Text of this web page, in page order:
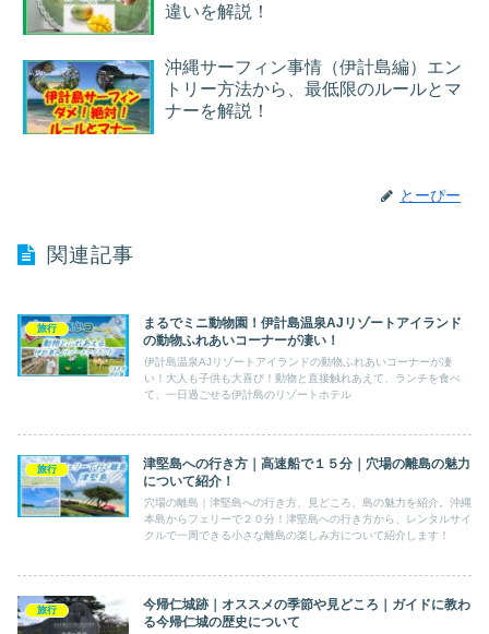
違いを解説！
沖縄サーフィン事情（伊計島編）エン
トリー方法から、最低限のルールとマ
ナーを解説！
とーぴー
関連記事
旅行
まるでミニ動物園！伊計島温泉AJリゾートアイランド
の動物ふれあいコーナーが凄い！
伊計島温泉AJリゾートアイランドの動物ふれあいコーナーが凄
い！大人も子供も大喜び！動物と直接触れあえて、ランチを食べ
て、一日過ごせる伊計島のリゾートホテル
旅行
津堅島への行き方｜高速船で１５分｜穴場の離島の魅力
について紹介！
穴場の離島｜津堅島への行き方、見どころ、島の魅力を紹介。沖縄
本島からフェリーで２０分！津堅島への行き方から、レンタルサイ
クルで一周できる小さな離島の楽しみ方について紹介します！
旅行
今帰仁城跡｜オススメの季節や見どころ｜ガイドに教わ
る今帰仁城の歴史について